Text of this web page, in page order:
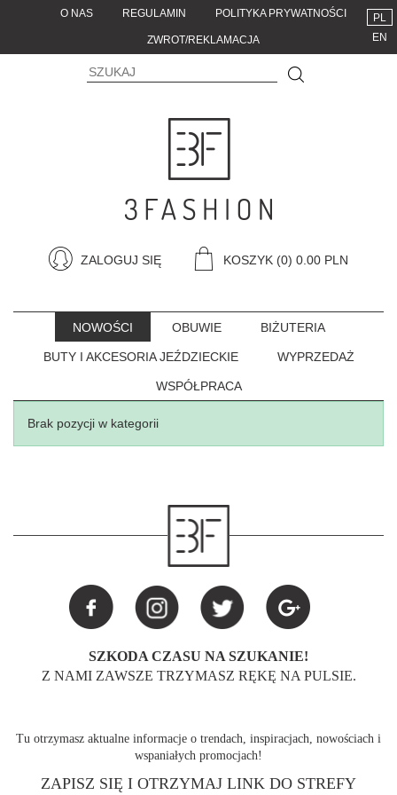
O NAS REGULAMIN POLITYKA PRYWATNOŚCI
ZWROT/REKLAMACJA
PL
EN
ZALOGUJ SIĘ KOSZYK (0) 0.00 PLN
NOWOŚCI OBUWIE BIŻUTERIA
BUTY I AKCESORIA JEŹDZIECKIE WYPRZEDAŻ
WSPÓŁPRACA
Brak pozycji w kategorii
SZKODA CZASU NA SZUKANIE!
Z NAMI ZAWSZE TRZYMASZ RĘKĘ NA PULSIE.
Tu otrzymasz aktualne informacje o trendach, inspiracjach, nowościach i
wspaniałych promocjach!
ZAPISZ SIĘ I OTRZYMAJ LINK DO STREFY